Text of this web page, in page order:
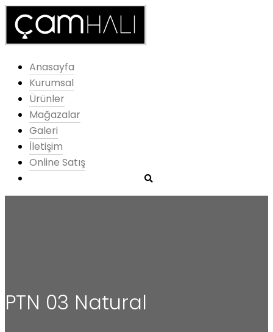
Anasayfa
Kurumsal
Ürünler
Mağazalar
Galeri
İletişim
Online Satış
PTN 03 Natural